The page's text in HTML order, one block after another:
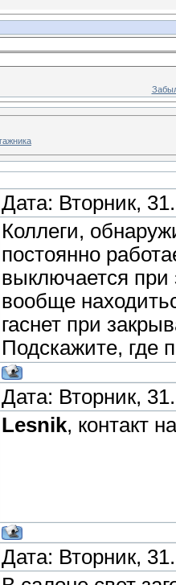
Дата: Вторник,
Коллеги,
постоянно
выключается при
вообще
гаснет при
Подскажите, где
Дата: Вторник,
Lesnik, контакт
Дата: Вторник,